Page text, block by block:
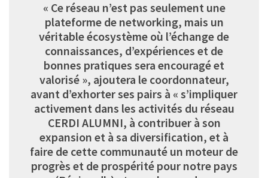
« Ce réseau n’est pas seulement une
plateforme de networking, mais un
véritable écosystème où l’échange de
connaissances, d’expériences et de
bonnes pratiques sera encouragé et
valorisé », ajoutera le coordonnateur,
avant d’exhorter ses pairs à « s’impliquer
activement dans les activités du réseau
CERDI ALUMNI, à contribuer à son
expansion et à sa diversification, et à
faire de cette communauté un moteur de
progrès et de prospérité pour notre pays